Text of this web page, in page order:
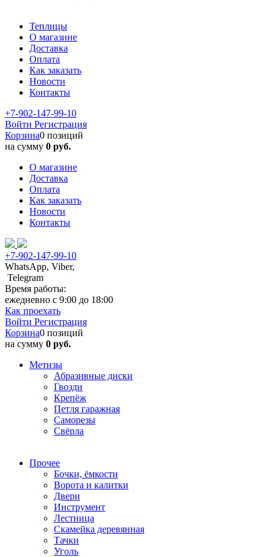
Теплицы
О магазине
Доставка
Оплата
Как заказать
Новости
Контакты
+7-902-147-99-10
Войти Регистрация
Корзина0 позиций
на сумму 0 руб.
О магазине
Доставка
Оплата
Как заказать
Новости
Контакты
+7-902-147-99-10
WhatsApp, Viber,
Telegram
Время работы:
ежедневно с 9:00 до 18:00
Как проехать
Войти Регистрация
Корзина0 позиций
на сумму 0 руб.
Метизы
Абразивные диски
Гвозди
Крепёж
Петля гаражная
Саморезы
Свёрла
Прочее
Бочки, ёмкости
Ворота и калитки
Двери
Инструмент
Лестница
Скамейка деревянная
Тачки
Уголь